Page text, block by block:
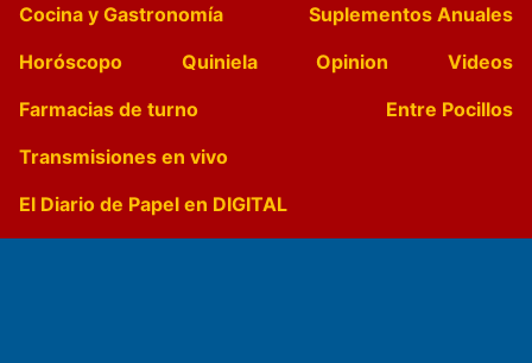
Cocina y Gastronomía
Suplementos Anuales
Horóscopo
Quiniela Opinion
Videos
Farmacias de turno
Entre Pocillos
Transmisiones en vivo
El Diario de Papel en DIGITAL